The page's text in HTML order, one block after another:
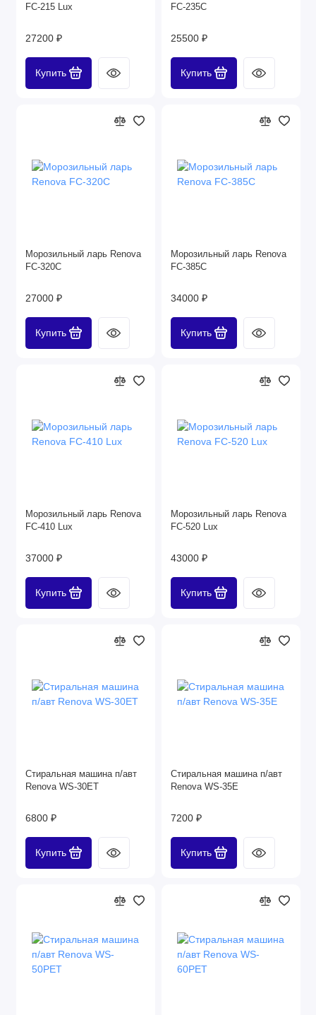
FC-215 Lux
27200 ₽
Купить
FC-235C
25500 ₽
Купить
Морозильный ларь Renova
FC-320C
27000 ₽
Купить
Морозильный ларь Renova
FC-385C
34000 ₽
Купить
Морозильный ларь Renova
FC-410 Lux
37000 ₽
Купить
Морозильный ларь Renova
FC-520 Lux
43000 ₽
Купить
Стиральная машина п/авт
Renova WS-30ET
6800 ₽
Купить
Стиральная машина п/авт
Renova WS-35E
7200 ₽
Купить